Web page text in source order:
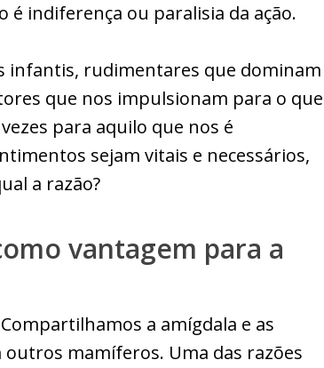
indiferença ou paralisia da ação.
infantis, rudimentares que dominam
que nos impulsionam para o que
para aquilo que nos é
sejam vitais e necessários,
a razão?
vantagem para a
a amígdala e as
mamíferos. Uma das razões